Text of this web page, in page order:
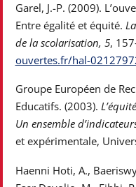
Garel, J.-P. (2009).
Entre égalité et équité.
de la scolarisation, 5,
ouvertes.fr/hal-
Groupe Européen de
Educatifs. (2003).
Un ensemble
et expérimentale,
Haenni Hoti, A.,